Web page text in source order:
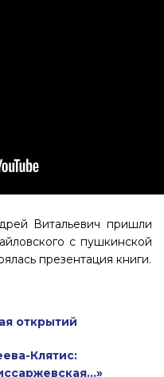
Витальевич пришли
с пушкинской
презентация книги.
открытий
Клятис: